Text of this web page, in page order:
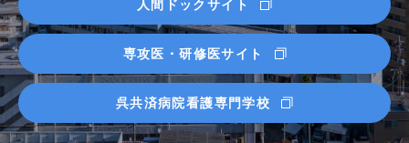
人間ドックサイト
専攻医・研修医サイト
呉共済病院看護専門学校